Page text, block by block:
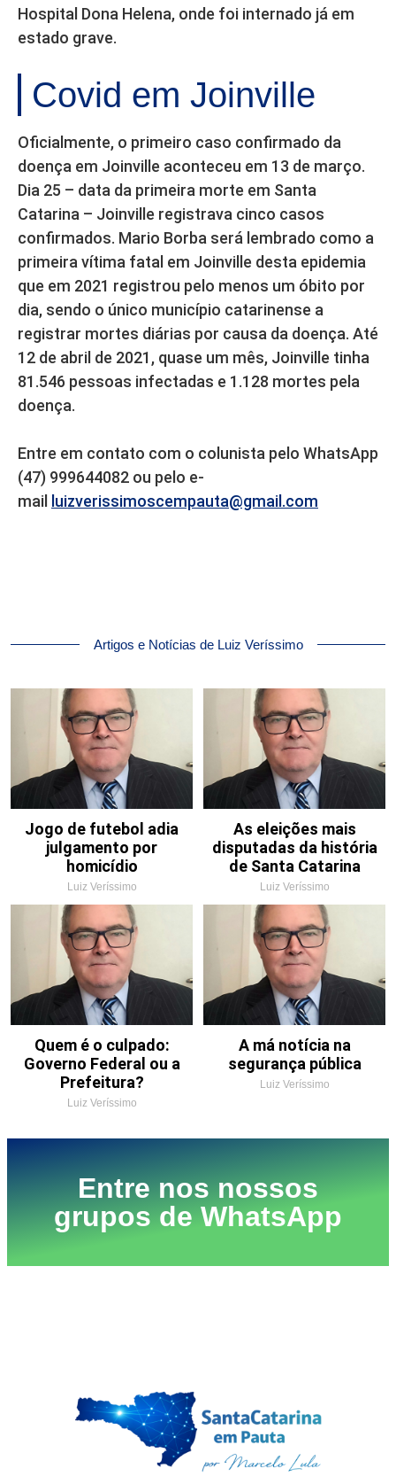
Hospital Dona Helena, onde foi internado já em
estado grave.
Covid em Joinville
Oficialmente, o primeiro caso confirmado da
doença em Joinville aconteceu em 13 de março.
Dia 25 – data da primeira morte em Santa
Catarina – Joinville registrava cinco casos
confirmados. Mario Borba será lembrado como a
primeira vítima fatal em Joinville desta epidemia
que em 2021 registrou pelo menos um óbito por
dia, sendo o único município catarinense a
registrar mortes diárias por causa da doença. Até
12 de abril de 2021, quase um mês, Joinville tinha
81.546 pessoas infectadas e 1.128 mortes pela
doença.
Entre em contato com o colunista pelo WhatsApp
(47) 999644082 ou pelo e-
mail
luizverissimoscempauta@gmail.com
Artigos e Notícias de Luiz Veríssimo
Jogo de futebol adia
julgamento por
homicídio
Luiz Veríssimo
As eleições mais
disputadas da história
de Santa Catarina
Luiz Veríssimo
Quem é o culpado:
Governo Federal ou a
Prefeitura?
Luiz Veríssimo
A má notícia na
segurança pública
Luiz Veríssimo
Entre nos nossos
grupos de WhatsApp